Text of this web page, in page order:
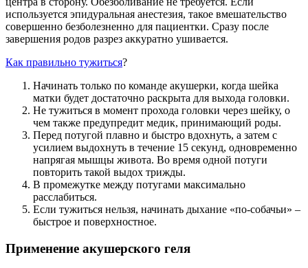
используется эпидуральная анестезия, такое вмешательство
совершенно безболезненно для пациентки. Сразу после
завершения родов разрез аккуратно ушивается.
Как правильно тужиться?
Начинать только по команде акушерки, когда шейка
матки будет достаточно раскрыта для выхода головки.
Не тужиться в момент прохода головки через шейку, о
чем также предупредит медик, принимающий роды.
Перед потугой плавно и быстро вдохнуть, а затем с
усилием выдохнуть в течение 15 секунд, одновременно
напрягая мышцы живота. Во время одной потуги
повторить такой выдох трижды.
В промежутке между потугами максимально
расслабиться.
Если тужиться нельзя, начинать дыхание «по-собачьи» –
быстрое и поверхностное.
Применение акушерского геля